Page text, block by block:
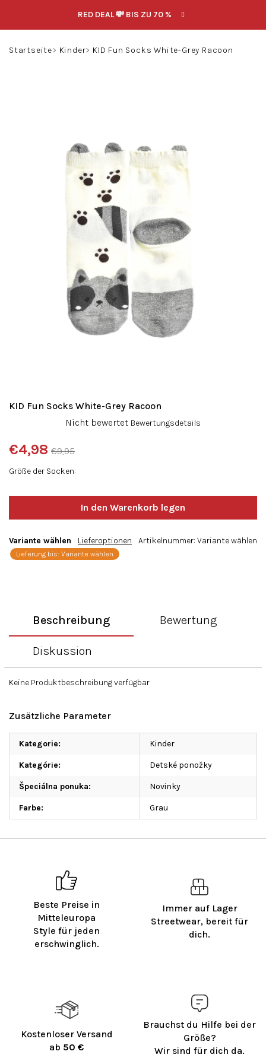
springen
RED DEAL 💸 BIS ZU 70 %
Startseite Kinder KID Fun Socks White-Grey Racoon
Größe der Socken
€9,95
€4,98
Variante wählen
Lieferung bis: Variante wählen
Lieferoptionen Artikelnummer: Variante wählen
KID Fun Socks White-Grey Racoon
Produktbewertung
ist
0,0
Nicht bewertet Bewertungsdetails
Beste Preise in
Mitteleuropa
Style für jeden
erschwinglich.
Immer auf Lager
Streetwear, bereit für
dich.
Kostenloser Versand
ab 50 €
Brauchst du Hilfe bei der
Größe?
Wir sind für dich da.
Beschreibung Bewertung
Diskussion
Keine Produktbeschreibung verfügbar
Zusätzliche Parameter
Kategorie: Kinder
Kategórie: Detské ponožky
Špeciálna ponuka: Novinky
Farbe: Grau